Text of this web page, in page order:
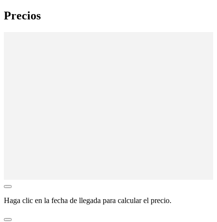
Precios
Haga clic en la fecha de llegada para calcular el precio.